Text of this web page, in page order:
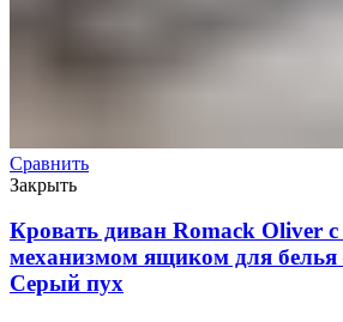
Сравнить
Закрыть
Кровать диван Romack Oliver
механизмом ящиком для
Серый пух